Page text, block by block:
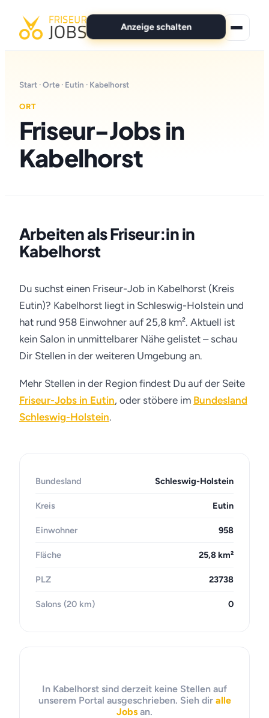
Anzeige schalten
Für Bewerber
Marken
Start ·Orte · Eutin · Kabelhorst
ORT
Friseur-Jobs in
Kabelhorst
Arbeiten als Friseur:in in
Kabelhorst
Du suchst einen Friseur-Job in Kabelhorst (Kreis
Eutin)? Kabelhorst liegt in Schleswig-Holstein und
hat rund 958 Einwohner auf 25,8 km². Aktuell ist
kein Salon in unmittelbarer Nähe gelistet – schau
Dir Stellen in der weiteren Umgebung an.
Mehr Stellen in der Region findest Du auf der Seite
Friseur-Jobs in Eutin, oder stöbere im Bundesland
Schleswig-Holstein.
Bundesland Schleswig-Holstein
Kreis Eutin
Einwohner 958
Fläche 25,8 km²
PLZ 23738
Salons (20 km) 0
In Kabelhorst sind derzeit keine Stellen auf
unserem Portal ausgeschrieben. Sieh dir alle
Jobs an.